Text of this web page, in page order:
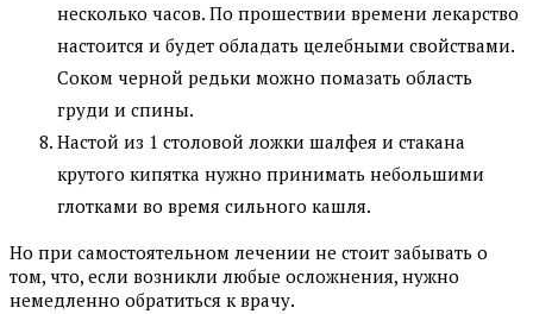
несколько часов. По прошествии времени лекарство
настоится и будет обладать целебными свойствами.
Соком черной редьки можно помазать область
груди и спины.
Настой из 1 столовой ложки шалфея и стакана
крутого кипятка нужно принимать небольшими
глотками во время сильного кашля.
Но при самостоятельном лечении не стоит забывать о
том, что, если возникли любые осложнения, нужно
немедленно обратиться к врачу.